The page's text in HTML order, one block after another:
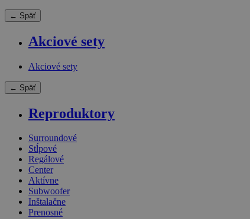
← Späť
Akciové sety
Akciové sety
← Späť
Reproduktory
Surroundové
Stĺpové
Regálové
Center
Aktívne
Subwoofer
Inštalačne
Prenosné